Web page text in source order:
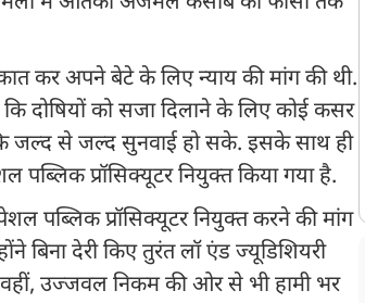
कर अपने बेटे के लिए न्याय की मांग की थी.
दोषियों को सजा दिलाने के लिए कोई कसर
जल्द से जल्द सुनवाई हो सके. इसके साथ ही
प्रॉसिक्यूटर नियुक्त किया गया है.
पब्लिक प्रॉसिक्यूटर नियुक्त करने की मांग
बिना देरी किए तुरंत लॉ एंड ज्यूडिशियरी
वहीं, उज्जवल निकम की ओर से भी हामी भर